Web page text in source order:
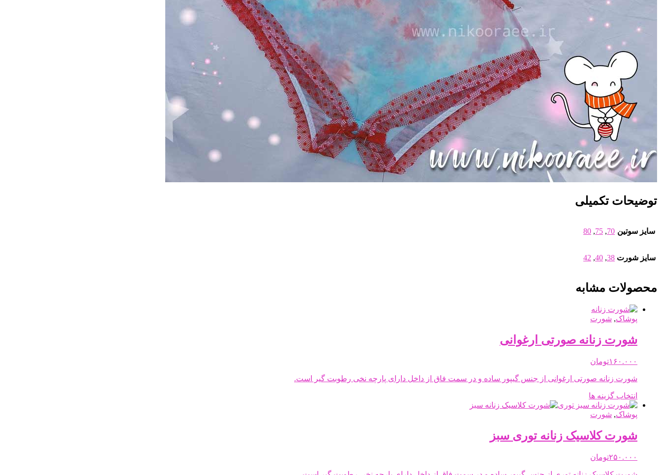
توضیحات تکمیلی
سایز سوتین 70
,
75
,
80
سایز شورت 38
,
40
,
42
محصولات مشابه
پوشاک, شورت
شورت زنانه صورتی ارغوانی
۱۶۰.۰۰۰تومان
شورت زنانه صورتی ارغوانی از جنس گیپور ساده و در سمت فاق از داخل دارای پارچه نخی رطوبت گیر است.
انتخاب گزینه ها
محصول
مختلفی
می
پوشاک, شورت
شورت کلاسیک زنانه توری سبز
۲۵۰.۰۰۰تومان